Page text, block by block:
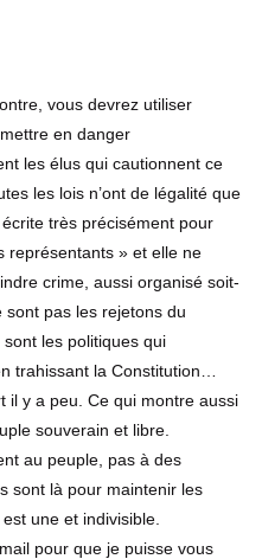
vous devrez utiliser
en danger
les élus qui cautionnent ce
les lois n’ont de légalité que
très précisément pour
représentants » et elle ne
crime, aussi organisé soit-
sont pas les rejetons du
les politiques qui
trahissant la Constitution…
il y a peu. Ce qui montre aussi
souverain et libre.
au peuple, pas à des
sont là pour maintenir les
une et indivisible.
pour que je puisse vous